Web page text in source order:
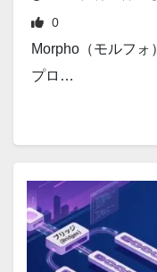
0
Morpho（モルフ
プロ…